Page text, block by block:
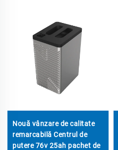
Nouă vânzare de calitate
remarcabilă Centrul de
putere 76v 25ah pachet de